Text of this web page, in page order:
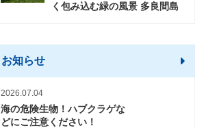
く包み込む緑の風景 多良間島
お知らせ
2026.07.04
海の危険生物！ハブクラゲな
どにご注意ください！